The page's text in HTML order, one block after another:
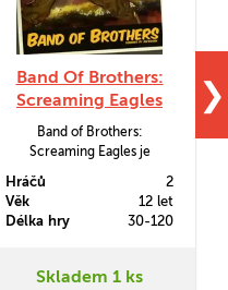
Band Of Brothers:
Screaming Eagles
Band of Brothers:
Screaming Eagles je
měřítku jednotek, která
sleduje cestu parašutistů ze
101. divize skrze severní
Hra samotná se vyznačuje
Hráčů
2
Věk
12 let
Délka hry
30-120
Skladem 1 ks
❯